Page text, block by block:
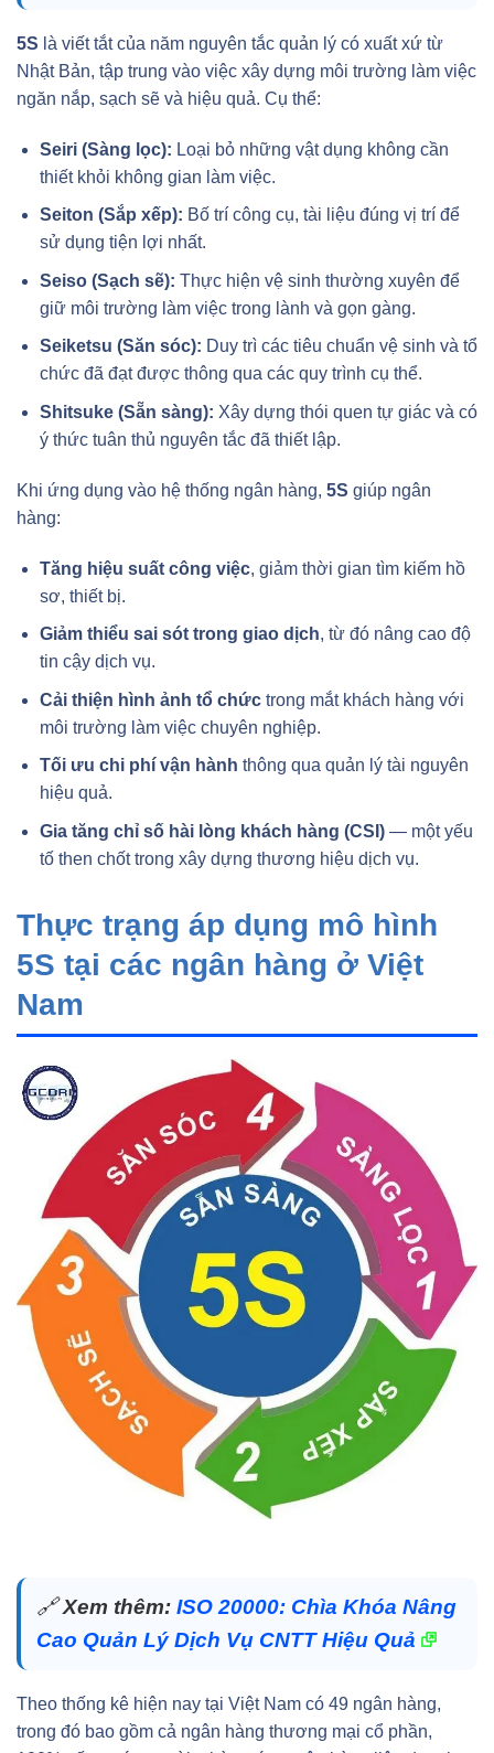
5S là viết tắt của năm nguyên tắc quản lý có xuất xứ từ
Nhật Bản, tập trung vào việc xây dựng môi trường làm việc
ngăn nắp, sạch sẽ và hiệu quả. Cụ thể:
Seiri (Sàng lọc): Loại bỏ những vật dụng không cần
thiết khỏi không gian làm việc.
Seiton (Sắp xếp): Bố trí công cụ, tài liệu đúng vị trí để
sử dụng tiện lợi nhất.
Seiso (Sạch sẽ): Thực hiện vệ sinh thường xuyên để
giữ môi trường làm việc trong lành và gọn gàng.
Seiketsu (Săn sóc): Duy trì các tiêu chuẩn vệ sinh và tổ
chức đã đạt được thông qua các quy trình cụ thể.
Shitsuke (Sẵn sàng): Xây dựng thói quen tự giác và có
ý thức tuân thủ nguyên tắc đã thiết lập.
Khi ứng dụng vào hệ thống ngân hàng, 5S giúp ngân
hàng:
Tăng hiệu suất công việc, giảm thời gian tìm kiếm hồ
sơ, thiết bị.
Giảm thiểu sai sót trong giao dịch, từ đó nâng cao độ
tin cậy dịch vụ.
Cải thiện hình ảnh tổ chứctrong mắt khách hàng với
môi trường làm việc chuyên nghiệp.
Tối ưu chi phí vận hành thông qua quản lý tài nguyên
hiệu quả.
Gia tăng chỉ số hài lòng khách hàng (CSI)— một yếu
tố then chốt trong xây dựng thương hiệu dịch vụ.
Thực trạng áp dụng mô hình
5S tại các ngân hàng ở Việt
Nam
🔗Xem thêm: ISO 20000: Chìa Khóa Nâng
Cao Quản Lý Dịch Vụ CNTT Hiệu Quả
Theo thống kê hiện nay tại Việt Nam có 49 ngân hàng,
trong đó bao gồm cả ngân hàng thương mại cổ phần,